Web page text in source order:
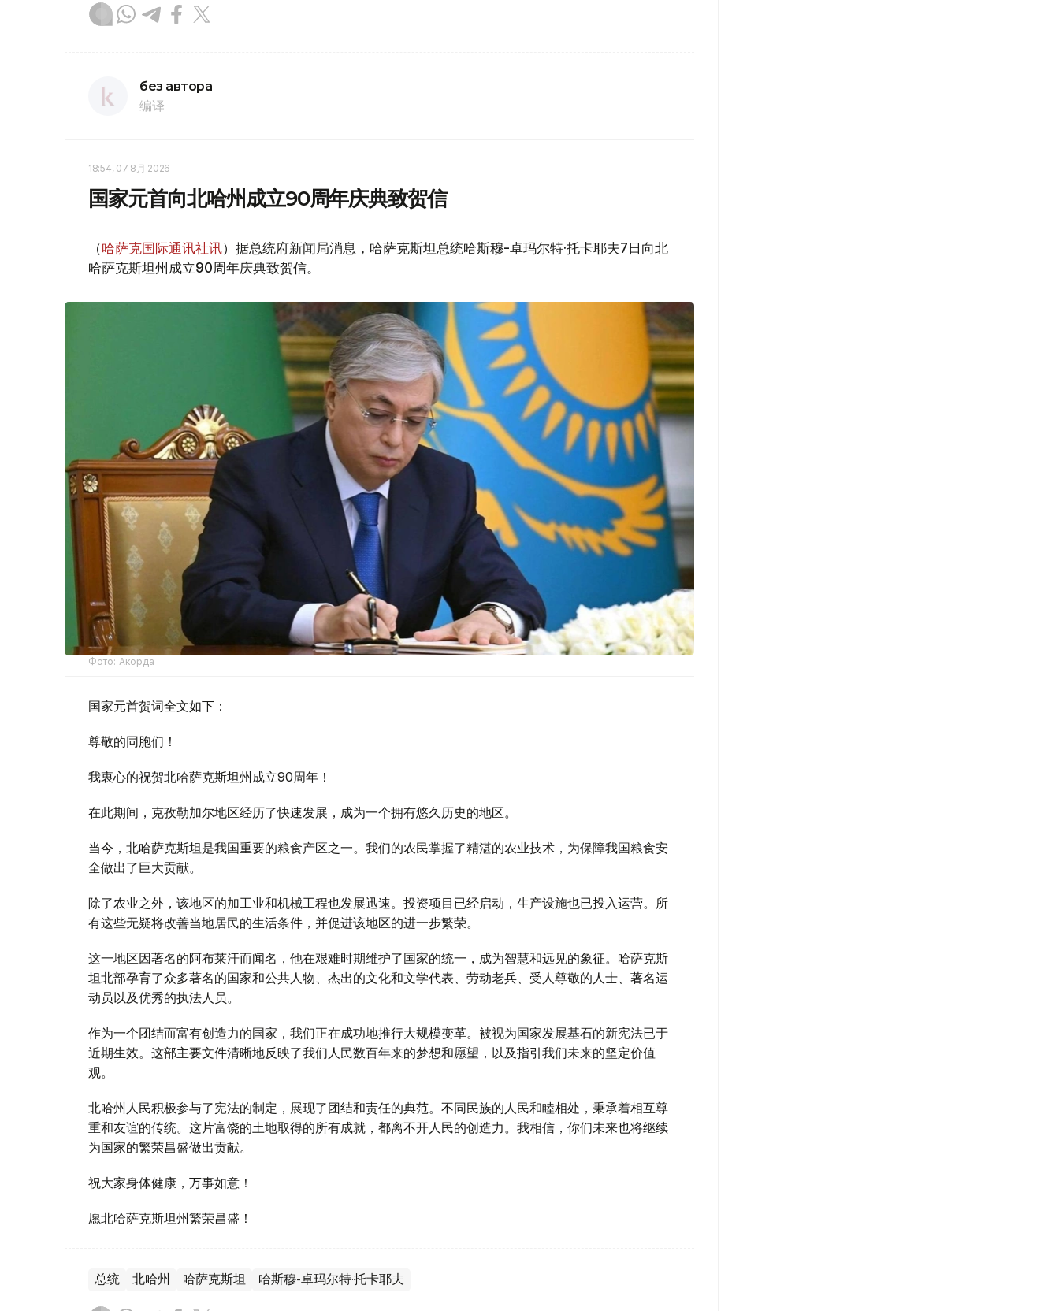
без автора
编译
18:54, 07 8月 2026
国家元首向北哈州成立90周年庆典致贺信
（哈萨克国际通讯社讯）据总统府新闻局消息，哈萨克斯坦总统哈斯穆-卓玛尔特·托卡耶夫7日向北
哈萨克斯坦州成立90周年庆典致贺信。
Фото: Акорда
国家元首贺词全文如下：
尊敬的同胞们！
我衷心的祝贺北哈萨克斯坦州成立90周年！
在此期间，克孜勒加尔地区经历了快速发展，成为一个拥有悠久历史的地区。
当今，北哈萨克斯坦是我国重要的粮食产区之一。我们的农民掌握了精湛的农业技术，为保障我国粮食安
全做出了巨大贡献。
除了农业之外，该地区的加工业和机械工程也发展迅速。投资项目已经启动，生产设施也已投入运营。所
有这些无疑将改善当地居民的生活条件，并促进该地区的进一步繁荣。
这一地区因著名的阿布莱汗而闻名，他在艰难时期维护了国家的统一，成为智慧和远见的象征。哈萨克斯
坦北部孕育了众多著名的国家和公共人物、杰出的文化和文学代表、劳动老兵、受人尊敬的人士、著名运
动员以及优秀的执法人员。
作为一个团结而富有创造力的国家，我们正在成功地推行大规模变革。被视为国家发展基石的新宪法已于
近期生效。这部主要文件清晰地反映了我们人民数百年来的梦想和愿望，以及指引我们未来的坚定价值
观。
北哈州人民积极参与了宪法的制定，展现了团结和责任的典范。不同民族的人民和睦相处，秉承着相互尊
重和友谊的传统。这片富饶的土地取得的所有成就，都离不开人民的创造力。我相信，你们未来也将继续
为国家的繁荣昌盛做出贡献。
祝大家身体健康，万事如意！
愿北哈萨克斯坦州繁荣昌盛！
总统 北哈州 哈萨克斯坦 哈斯穆-卓玛尔特·托卡耶夫